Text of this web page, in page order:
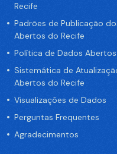
Recife
Padrões de Publicação
Abertos do Recife
Política de Dados
Sistemática de
Abertos do Recife
Visualizações de Dados
Perguntas Frequentes
Agradecimentos